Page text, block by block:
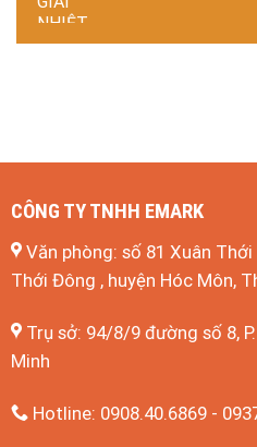
CÔNG TY TNHH EMARK
Văn phòng: số 81 Xuân Thới
Thới Đông , huyện Hóc Môn,
Trụ sở: 94/8/9 đường số 8, P.
Minh
Hotline: 0908.40.6869 -